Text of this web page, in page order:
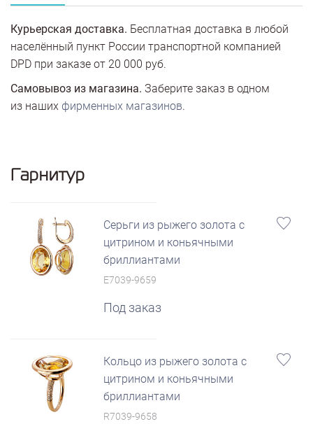
Курьерская доставка. Бесплатная доставка в любой
населённый пункт России транспортной компанией
DPD при заказе от 20 000 руб.
Самовывоз из магазина. Заберите заказ в одном
из наших фирменных магазинов.
Гарнитур
Серьги из рыжего золота с
цитрином и коньячными
бриллиантами
E7039-9659
Под заказ
Кольцо из рыжего золота с
цитрином и коньячными
бриллиантами
R7039-9658